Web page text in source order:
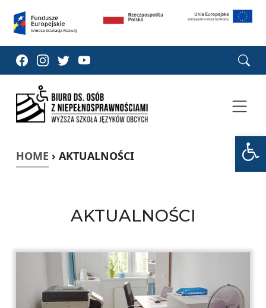
Open
HOME › AKTUALNOŚCI
AKTUALNOŚCI